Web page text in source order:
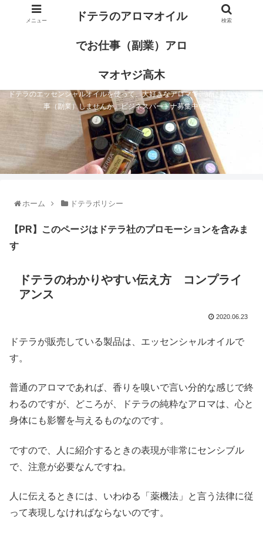
ドテラのエッセンシャルオイルを使って、大好きなアロマで一緒に楽しくお仕
事（副業）しませんか。ビジネスパートナ募集中です。
ホーム ドテラポリシー
【PR】このページはドテラ社のプロモーションを含みま
す
ドテラのわかりやすい伝え方 コンプライ
アンス
2020.06.23
ドテラが販売している製品は、エッセンシャルオイルで
す。
普通のアロマであれば、香りを嗅いで言い分的な感じで終
わるのですが、どころが、ドテラの純粋なアロマは、心と
身体にも影響を与えるものなのです。
ですので、人に紹介するときの表現が非常にセンシブル
で、注意が必要なんですね。
人に伝えるときには、いわゆる「薬機法」と言う法律に従
って表現しなければならないのです。
メニュー ドテラのアロマオイル
でお仕事（副業）アロ
マオヤジ高木
検索